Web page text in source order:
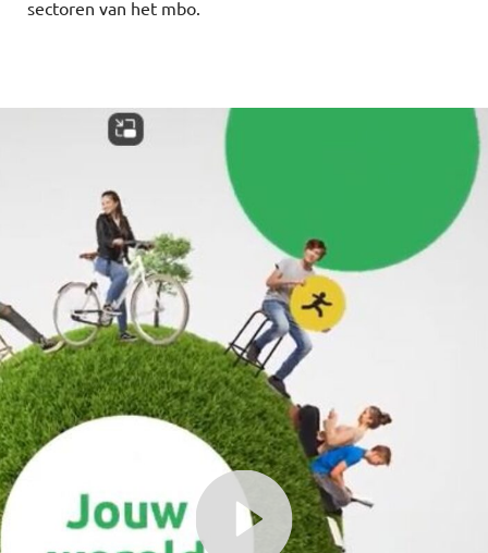
sectoren van het mbo.